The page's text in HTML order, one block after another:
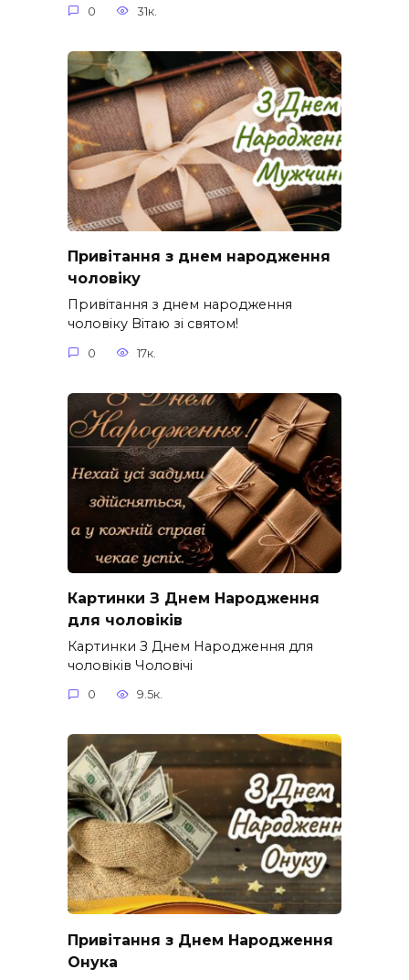
0 31к.
Привітання з днем народження
чоловіку
Привітання з днем народження
чоловіку Вітаю зі святом!
0 17к.
Картинки З Днем Народження
для чоловіків​
Картинки З Днем Народження для
чоловіків​ Чоловічі
0 9.5к.
Привітання з Днем Народження
Онука